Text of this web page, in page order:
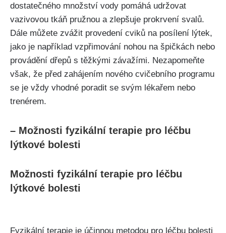
dostatečného množství vody ⁣pomáhá udržovat
vazivovou tkáň pružnou a zlepšuje prokrvení svalů.‍
Dále můžete zvážit provedení cviků na posílení​ lýtek,
jako⁢ je například vzpřimování nohou na špičkách⁢ nebo
⁤provádění dřepů s těžkými závažími. Nezapomeňte​
však, že před zahájením nového cvičebního​ programu
se je vždy vhodné‌ poradit se svým lékařem nebo
trenérem.
– ‍Možnosti fyzikální terapie pro léčbu
lýtkové bolesti
Možnosti fyzikální terapie pro léčbu
lýtkové bolesti
Fyzikální terapie je účinnou⁢ metodou‌ pro​ léčbu bolesti‍